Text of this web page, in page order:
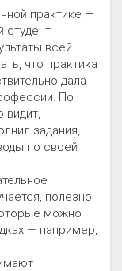
практике —
студент
всей
что практика
дала
По
видит,
задания,
по своей
полезно
можно
— например,